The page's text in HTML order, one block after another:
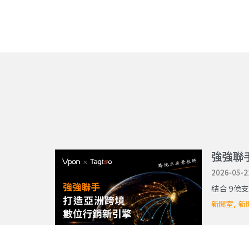
強強聯
2026-05-
結合 9億
新聞室 新